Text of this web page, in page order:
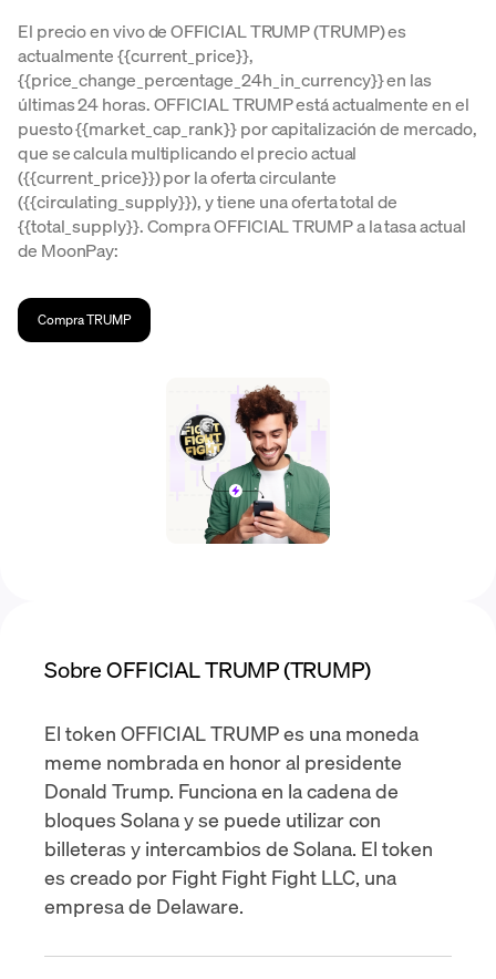
El precio en vivo de OFFICIAL TRUMP (TRUMP) es
actualmente {{current_price}},
{{price_change_percentage_24h_in_currency}} en las
últimas 24 horas. OFFICIAL TRUMP está actualmente en el
puesto {{market_cap_rank}} por capitalización de mercado,
que se calcula multiplicando el precio actual
({{current_price}}) por la oferta circulante
({{circulating_supply}}), y tiene una oferta total de
{{total_supply}}. Compra OFFICIAL TRUMP a la tasa actual
de MoonPay:
Compra TRUMP
Sobre OFFICIAL TRUMP (TRUMP)
El token OFFICIAL TRUMP es una moneda
meme nombrada en honor al presidente
Donald Trump. Funciona en la cadena de
bloques Solana y se puede utilizar con
billeteras y intercambios de Solana. El token
es creado por Fight Fight Fight LLC, una
empresa de Delaware.